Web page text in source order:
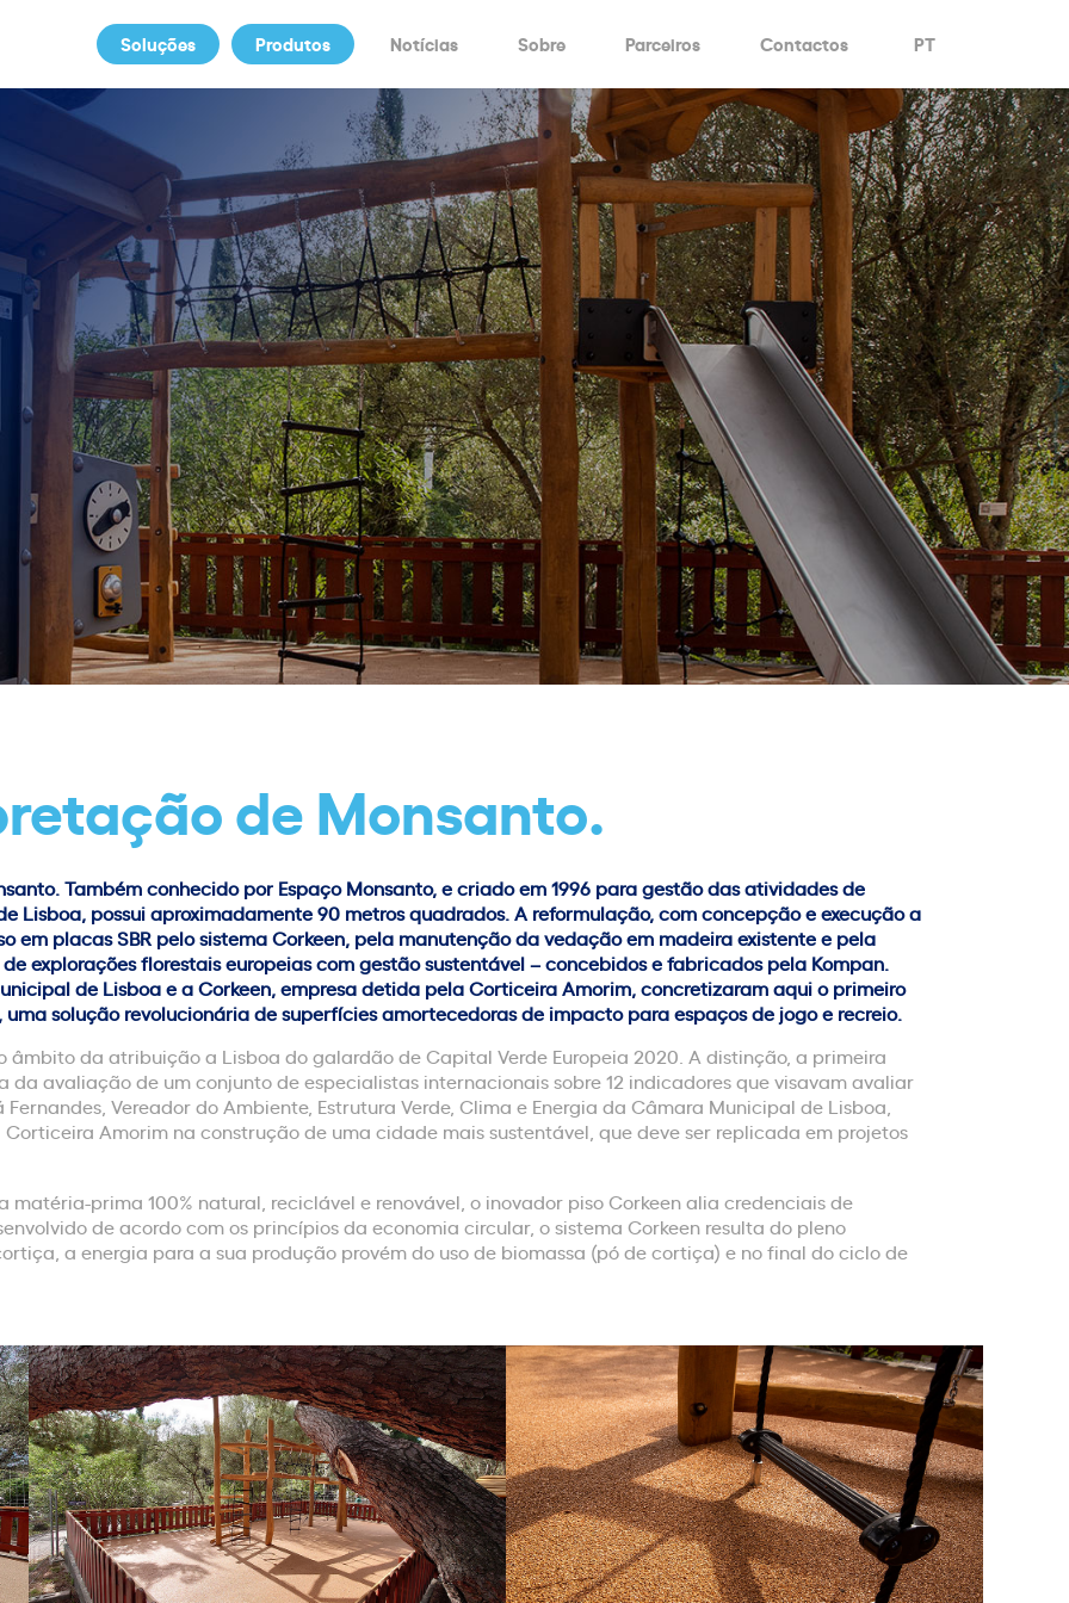
Soluções Produtos Notícias Sobre Parceiros Contactos PT
de Monsanto.
Também conhecido por Espaço Monsanto, e criado em 1996 para gestão das atividades de
Lisboa, possui aproximadamente 90 metros quadrados. A reformulação, com concepção e execução a
em placas SBR pelo sistema Corkeen, pela manutenção da vedação em madeira existente e pela
explorações florestais europeias com gestão sustentável – concebidos e fabricados pela Kompan.
de Lisboa e a Corkeen, empresa detida pela Corticeira Amorim, concretizaram aqui o primeiro
solução revolucionária de superfícies amortecedoras de impacto para espaços de jogo e recreio.
âmbito da atribuição a Lisboa do galardão de Capital Verde Europeia 2020. A distinção, a primeira
avaliação de um conjunto de especialistas internacionais sobre 12 indicadores que visavam avaliar
Vereador do Ambiente, Estrutura Verde, Clima e Energia da Câmara Municipal de Lisboa,
Amorim na construção de uma cidade mais sustentável, que deve ser replicada em projetos
prima 100% natural, reciclável e renovável, o inovador piso Corkeen alia credenciais de
de acordo com os princípios da economia circular, o sistema Corkeen resulta do pleno
a energia para a sua produção provém do uso de biomassa (pó de cortiça) e no final do ciclo de